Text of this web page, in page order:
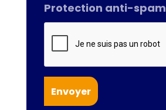
Protection anti-spam